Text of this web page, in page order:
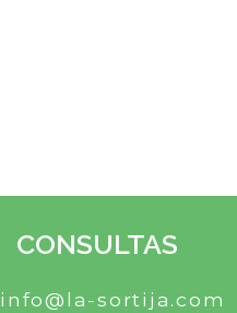
CONSULTAS
info@la-sortija.com